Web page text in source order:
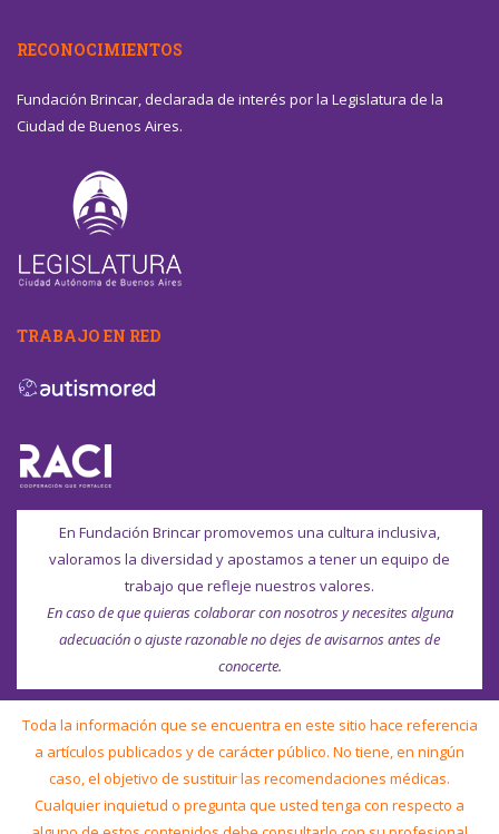
RECONOCIMIENTOS
Fundación Brincar, declarada de interés por la Legislatura de la
Ciudad de Buenos Aires.
TRABAJO EN RED
En Fundación Brincar promovemos una cultura inclusiva,
valoramos la diversidad y apostamos a tener un equipo de
trabajo que refleje nuestros valores.
En caso de que quieras colaborar con nosotros y necesites alguna
adecuación o ajuste razonable no dejes de avisarnos antes de
conocerte.
Toda la información que se encuentra en este sitio hace referencia
a artículos publicados y de carácter público. No tiene, en ningún
caso, el objetivo de sustituir las recomendaciones médicas.
Cualquier inquietud o pregunta que usted tenga con respecto a